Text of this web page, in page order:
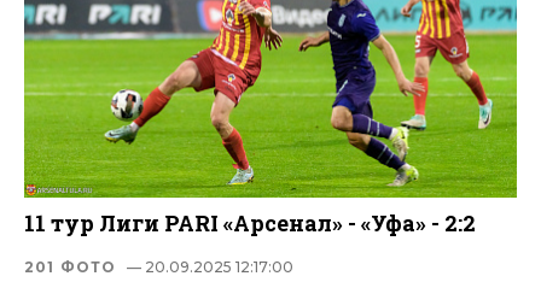
11 тур Лиги PARI «Арсенал» - «Уфа» - 2:2
201 ФОТО — 20.09.2025 12:17:00